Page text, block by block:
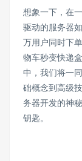
想象一下，在
驱动的服务器
万用户同时下
物车秒变快递
中，我们将一
础概念到高级
务器开发的神
钥匙。